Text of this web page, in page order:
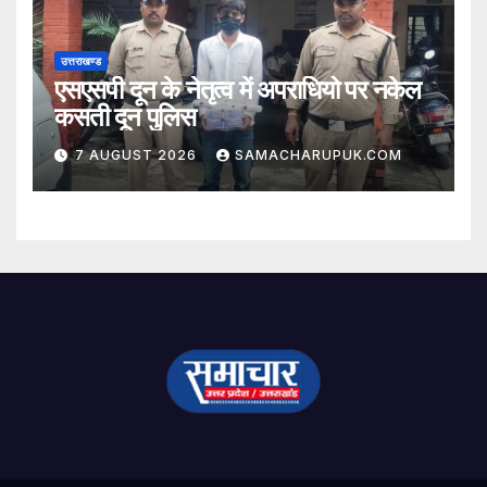
उत्तराखण्ड
एसएसपी दून के नेतृत्व में अपराधियो पर नकेल
कसती दून पुलिस
7 AUGUST 2026 SAMACHARUPUK.COM